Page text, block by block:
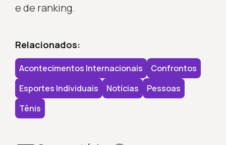
e de ranking.
Relacionados:
Acontecimentos Internacionais
Confrontos
Esportes Individuais
Notícias
Pessoas
Tênis